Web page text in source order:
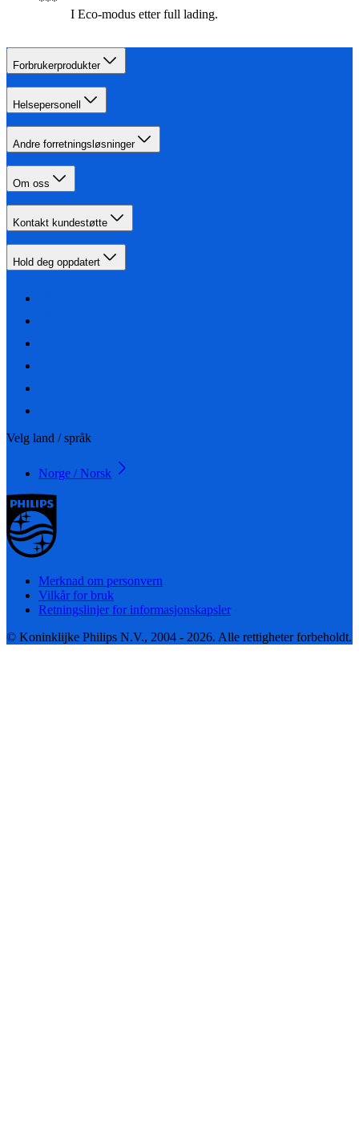
I Eco-modus etter full lading.
Forbrukerprodukter
Helsepersonell
Andre forretningsløsninger
Om oss
Kontakt kundestøtte
Hold deg oppdatert
Velg land / språk
Norge / Norsk
Merknad om personvern
Vilkår for bruk
Retningslinjer for informasjonskapsler
© Koninklijke Philips N.V., 2004 - 2026. Alle rettigheter forbeholdt.